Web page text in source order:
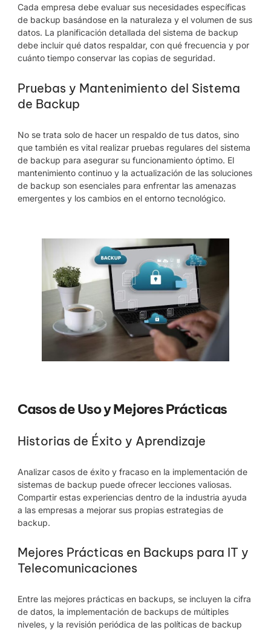
Cada empresa debe evaluar sus necesidades específicas
de backup basándose en la naturaleza y el volumen de sus
datos. La planificación detallada del sistema de backup
debe incluir qué datos respaldar, con qué frecuencia y por
cuánto tiempo conservar las copias de seguridad.
Pruebas y Mantenimiento del Sistema
de Backup
No se trata solo de hacer un respaldo de tus datos, sino
que también es vital realizar pruebas regulares del sistema
de backup para asegurar su funcionamiento óptimo. El
mantenimiento continuo y la actualización de las soluciones
de backup son esenciales para enfrentar las amenazas
emergentes y los cambios en el entorno tecnológico.
Casos de Uso y Mejores Prácticas
Historias de Éxito y Aprendizaje
Analizar casos de éxito y fracaso en la implementación de
sistemas de backup puede ofrecer lecciones valiosas.
Compartir estas experiencias dentro de la industria ayuda
a las empresas a mejorar sus propias estrategias de
backup.
Mejores Prácticas en Backups para IT y
Telecomunicaciones
Entre las mejores prácticas en backups, se incluyen la cifra
de datos, la implementación de backups de múltiples
niveles, y la revisión periódica de las políticas de backup